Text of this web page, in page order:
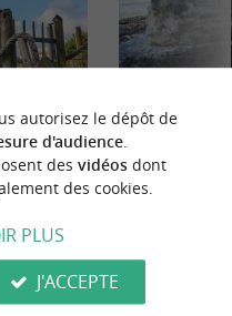
au
Le sentier
autorisez le dépôt de
d'audience.
des vidéosdont
des cookies.
PLUS
J'ACCEPTE